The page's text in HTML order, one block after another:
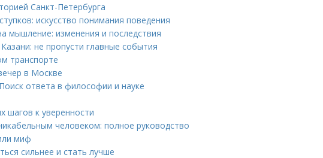
Санкт-Петербурга
искусство понимания поведения
мышление: изменения и последствия
не пропусти главные события
транспорте
в Москве
ответа в философии и науке
шагов к уверенности
человеком: полное руководство
миф
сильнее и стать лучше